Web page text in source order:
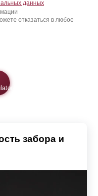
данных
отказаться в любое
забора и